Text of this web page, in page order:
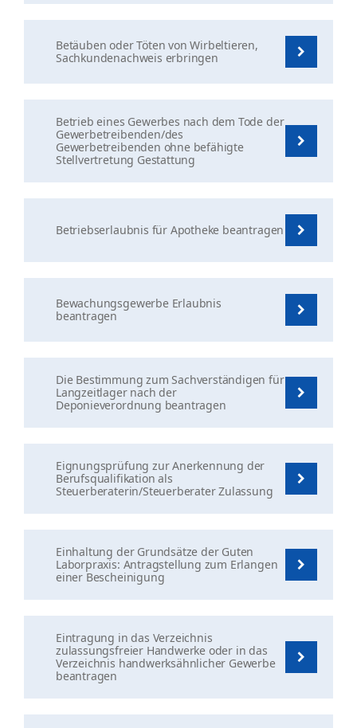
Betäuben oder Töten von Wirbeltieren,
Sachkundenachweis erbringen
Betrieb eines Gewerbes nach dem Tode der
Gewerbetreibenden/des
Gewerbetreibenden ohne befähigte
Stellvertretung Gestattung
Betriebserlaubnis für Apotheke beantragen
Bewachungsgewerbe Erlaubnis
beantragen
Die Bestimmung zum Sachverständigen für
Langzeitlager nach der
Deponieverordnung beantragen
Eignungsprüfung zur Anerkennung der
Berufsqualifikation als
Steuerberaterin/Steuerberater Zulassung
Einhaltung der Grundsätze der Guten
Laborpraxis: Antragstellung zum Erlangen
einer Bescheinigung
Eintragung in das Verzeichnis
zulassungsfreier Handwerke oder in das
Verzeichnis handwerksähnlicher Gewerbe
beantragen